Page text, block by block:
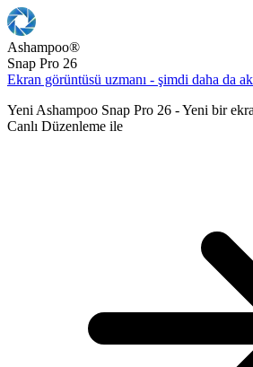
Ashampoo®
Snap Pro 26
Ekran görüntüsü uzmanı - şimdi daha da
Yeni Ashampoo Snap Pro 26 - Yeni bir
Canlı Düzenleme ile